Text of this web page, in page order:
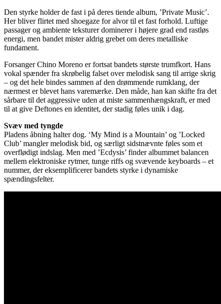
Den styrke holder de fast i på deres tiende album, ’Private Music’.
Her bliver flirtet med shoegaze for alvor til et fast forhold. Luftige
passager og ambiente teksturer dominerer i højere grad end rastløs
energi, men bandet mister aldrig grebet om deres metalliske
fundament.
Forsanger Chino Moreno er fortsat bandets største trumfkort. Hans
vokal spænder fra skrøbelig falset over melodisk sang til arrige skrig
– og det hele bindes sammen af den drømmende rumklang, der
nærmest er blevet hans varemærke. Den måde, han kan skifte fra det
sårbare til det aggressive uden at miste sammenhængskraft, er med
til at give Deftones en identitet, der stadig føles unik i dag.
Svæv med tyngde
Pladens åbning halter dog. ‘My Mind is a Mountain’ og ’Locked
Club’ mangler melodisk bid, og særligt sidstnævnte føles som et
overflødigt indslag. Men med ’Ecdysis’ finder albummet balancen
mellem elektroniske rytmer, tunge riffs og svævende keyboards – et
nummer, der eksemplificerer bandets styrke i dynamiske
spændingsfelter.